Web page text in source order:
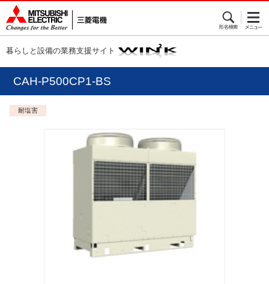
暮らしと設備の業務支援サイト
CAH-P500CP1-BS
耐塩害